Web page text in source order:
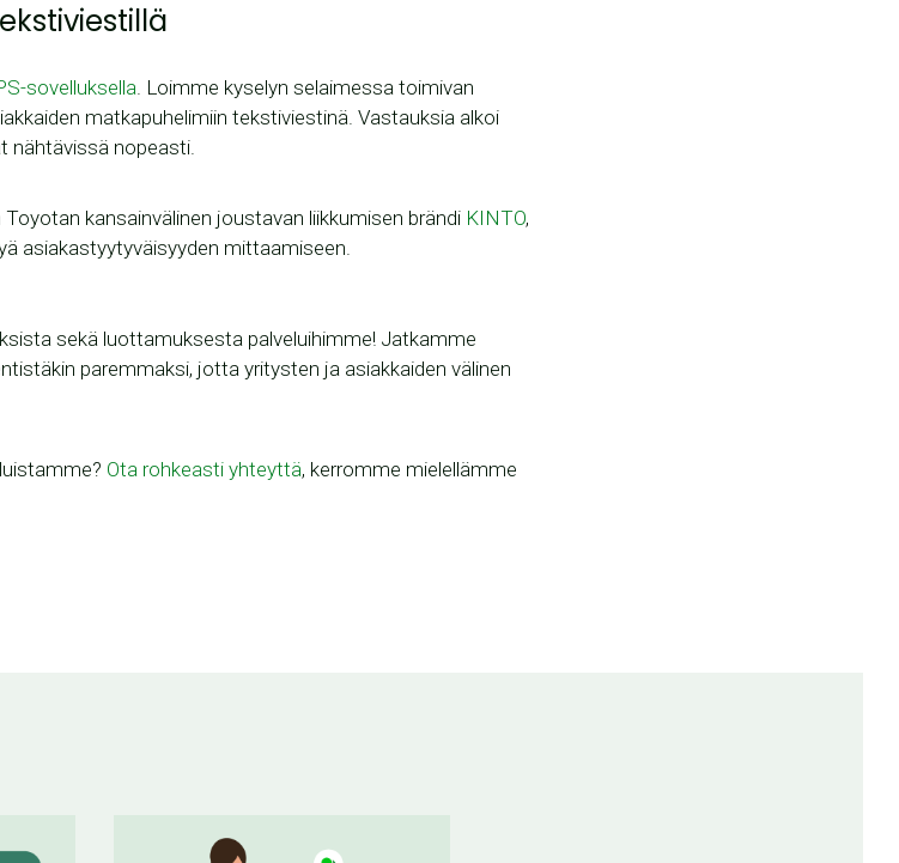
sovelluksella. Loimme kyselyn selaimessa toimivan
matkapuhelimiin tekstiviestinä. Vastauksia alkoi
nähtävissä nopeasti.
kansainvälinen joustavan liikkumisen brändi KINTO,
asiakastyytyväisyyden mittaamiseen.
sekä luottamuksesta palveluihimme! Jatkamme
paremmaksi, jotta yritysten ja asiakkaiden välinen
Ota rohkeasti yhteyttä, kerromme mielellämme